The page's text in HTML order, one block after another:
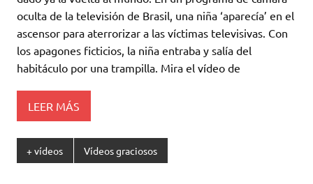
oculta de la televisión de Brasil, una niña ‘aparecía’ en el
ascensor para aterrorizar a las víctimas televisivas. Con
los apagones ficticios, la niña entraba y salía del
habitáculo por una trampilla. Mira el vídeo de
LEER MÁS
+ vídeos Vídeos graciosos